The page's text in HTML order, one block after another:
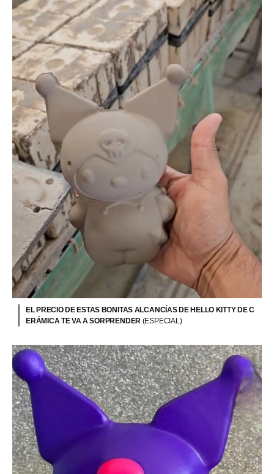
EL PRECIO DE ESTAS BONITAS ALCANCÍAS DE HELLO KITTY DE C
ERÁMICA TE VA A SORPRENDER (ESPECIAL)